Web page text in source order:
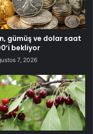
gümüş ve dolar saat
bekliyor
7, 2026